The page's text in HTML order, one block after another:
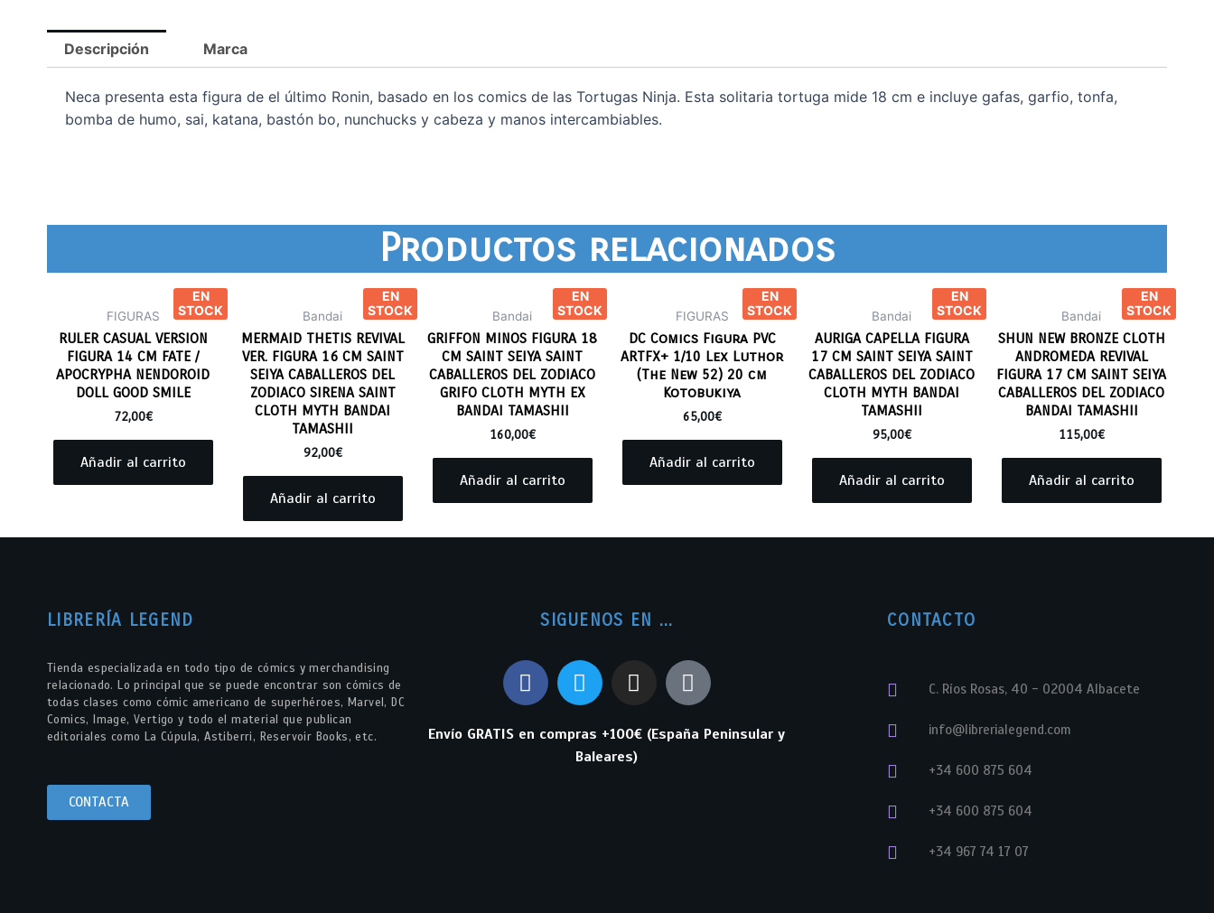
Descripción Marca
Neca presenta esta figura de el último Ronin, basado en los comics de las Tortugas Ninja. Esta solitaria tortuga mide 18 cm e incluye gafas, garfio, tonfa,
bomba de humo, sai, katana, bastón bo, nunchucks y cabeza y manos intercambiables.
Productos relacionados
EN
STOCK
FIGURAS
RULER CASUAL VERSION
FIGURA 14 CM FATE /
APOCRYPHA NENDOROID
DOLL GOOD SMILE
72,00€
Añadir al carrito
EN
STOCK
Bandai
MERMAID THETIS REVIVAL
VER. FIGURA 16 CM SAINT
SEIYA CABALLEROS DEL
ZODIACO SIRENA SAINT
CLOTH MYTH BANDAI
TAMASHII
92,00€
Añadir al carrito
EN
STOCK
Bandai
GRIFFON MINOS FIGURA 18
CM SAINT SEIYA SAINT
CABALLEROS DEL ZODIACO
GRIFO CLOTH MYTH EX
BANDAI TAMASHII
160,00€
Añadir al carrito
EN
STOCK
FIGURAS
DC Comics Figura PVC
ARTFX+ 1/10 Lex Luthor
(The New 52) 20 cm
Kotobukiya
65,00€
Añadir al carrito
EN
STOCK
Bandai
AURIGA CAPELLA FIGURA
17 CM SAINT SEIYA SAINT
CABALLEROS DEL ZODIACO
CLOTH MYTH BANDAI
TAMASHII
95,00€
Añadir al carrito
EN
STOCK
Bandai
SHUN NEW BRONZE CLOTH
ANDROMEDA REVIVAL
FIGURA 17 CM SAINT SEIYA
CABALLEROS DEL ZODIACO
BANDAI TAMASHII
115,00€
Añadir al carrito
LIBRERÍA LEGEND
Tienda especializada en todo tipo de cómics y merchandising
relacionado. Lo principal que se puede encontrar son cómics de
todas clases como cómic americano de superhéroes, Marvel, DC
Comics, Image, Vertigo y todo el material que publican
editoriales como La Cúpula, Astiberri, Reservoir Books, etc.
CONTACTA
SIGUENOS EN ...
Envío GRATIS en compras +100€ (España Peninsular y
Baleares)
CONTACTO
C. Ríos Rosas, 40 - 02004 Albacete
info@librerialegend.com
+34 600 875 604
+34 600 875 604
+34 967 74 17 07